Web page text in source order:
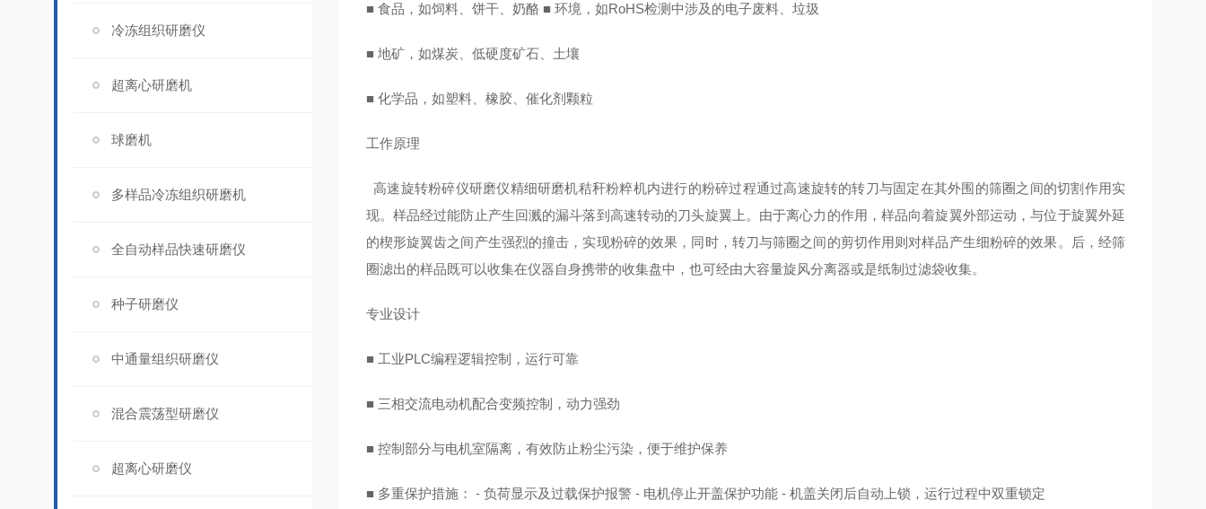
冷冻组织研磨仪
超离心研磨机
球磨机
多样品冷冻组织研磨机
全自动样品快速研磨仪
种子研磨仪
中通量组织研磨仪
混合震荡型研磨仪
超离心研磨仪
■ 食品，如饲料、饼干、奶酪 ■ 环境，如RoHS检测中涉及的电子废料、垃圾
■ 地矿，如煤炭、低硬度矿石、土壤
■ 化学品，如塑料、橡胶、催化剂颗粒
工作原理
高速旋转粉碎仪研磨仪精细研磨机秸秆粉粹机内进行的粉碎过程通过高速旋转的转刀与固定在其外围的筛圈之间的切割作用实
现。样品经过能防止产生回溅的漏斗落到高速转动的刀头旋翼上。由于离心力的作用，样品向着旋翼外部运动，与位于旋翼外延
的楔形旋翼齿之间产生强烈的撞击，实现粉碎的效果，同时，转刀与筛圈之间的剪切作用则对样品产生细粉碎的效果。后，经筛
圈滤出的样品既可以收集在仪器自身携带的收集盘中，也可经由大容量旋风分离器或是纸制过滤袋收集。
专业设计
■ 工业PLC编程逻辑控制，运行可靠
■ 三相交流电动机配合变频控制，动力强劲
■ 控制部分与电机室隔离，有效防止粉尘污染，便于维护保养
■ 多重保护措施： - 负荷显示及过载保护报警 - 电机停止开盖保护功能 - 机盖关闭后自动上锁，运行过程中双重锁定